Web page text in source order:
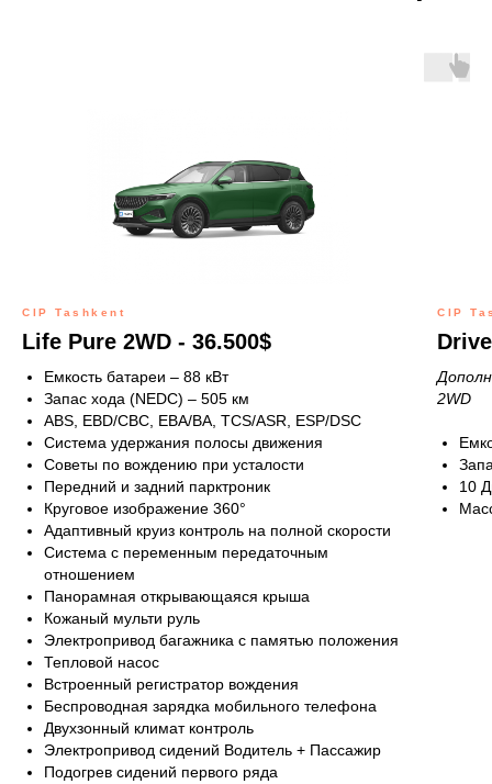
CIP Tashkent
Life Pure 2WD - 36.500$
Емкость батареи – 88 кВт
Запас хода (NEDC) – 505 км
ABS, EBD/CBC, EBA/BA, TCS/ASR, ESP/DSC
Система удержания полосы движения
Советы по вождению при усталости
Передний и задний парктроник
Круговое изображение 360°
Адаптивный круиз контроль на полной скорости
Система с переменным передаточным
отношением
Панорамная открывающаяся крыша
Кожаный мульти руль
Электропривод багажника с памятью положения
Тепловой насос
Встроенный регистратор вождения
Беспроводная зарядка мобильного телефона
Двухзонный климат контроль
Электропривод сидений Водитель + Пассажир
Подогрев сидений первого ряда
CIP
2WD
10